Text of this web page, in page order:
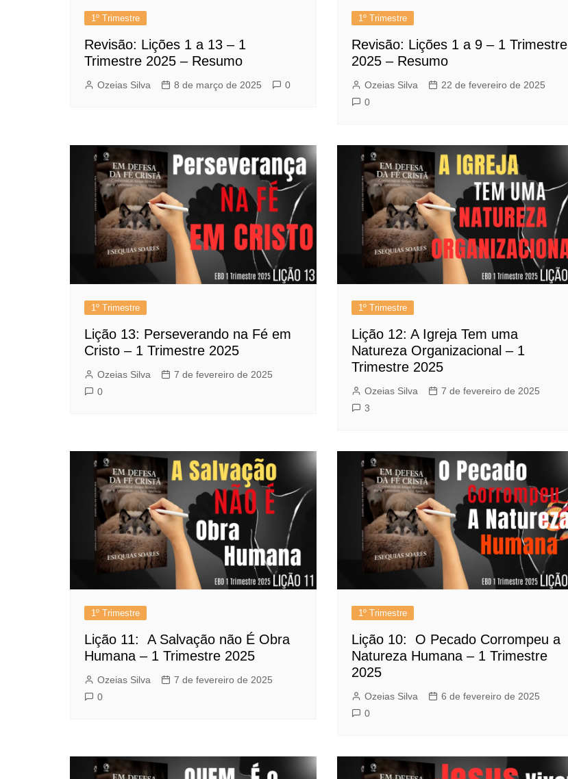
1º Trimestre
Revisão: Lições 1 a 13 – 1
Trimestre 2025 – Resumo
Ozeias Silva 8 de março de 2025 0
1º Trimestre
Revisão: Lições 1 a 9 – 1 Trimestre
2025 – Resumo
Ozeias Silva
22 de fevereiro de 2025
0
1º Trimestre
Lição 13: Perseverando na Fé em
Cristo – 1 Trimestre 2025
Ozeias Silva
7 de fevereiro de 2025
0
1º Trimestre
Lição 12: A Igreja Tem uma
Natureza Organizacional – 1
Trimestre 2025
Ozeias Silva
7 de fevereiro de 2025
3
1º Trimestre
Lição 11: A Salvação não É Obra
Humana – 1 Trimestre 2025
Ozeias Silva
7 de fevereiro de 2025
0
1º Trimestre
Lição 10: O Pecado Corrompeu a
Natureza Humana – 1 Trimestre
2025
Ozeias Silva
6 de fevereiro de 2025
0